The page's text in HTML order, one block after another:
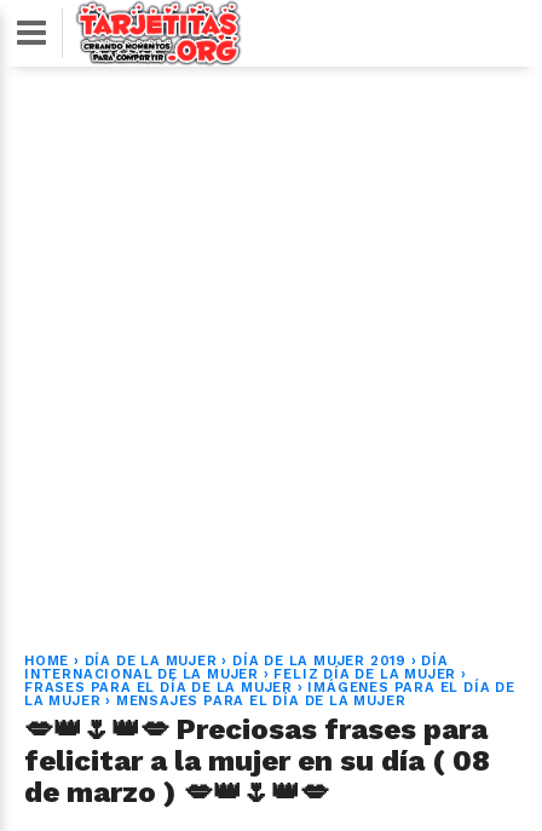
HOME › DÍA DE LA MUJER › DÍA DE LA MUJER 2019 › DÍA
INTERNACIONAL DE LA MUJER › FELIZ DÍA DE LA MUJER ›
FRASES PARA EL DÍA DE LA MUJER ›
IMÁGENES PARA EL DÍA DE
LA MUJER › MENSAJES PARA EL DÍA DE LA MUJER
💋👑🌷👑💋 Preciosas frases para
felicitar a la mujer en su día ( 08
de marzo ) 💋👑🌷👑💋